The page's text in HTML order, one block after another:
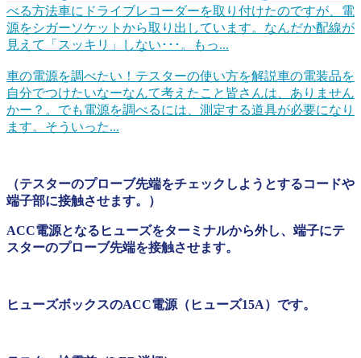
べる方法車にドライブレコーダーを取り付けたのですが、電
源をシガーソケットから取り出しています。なんだか配線が
見えて「スッキリ」しない･･･。もっ...
車の電源を調べたい！テスターの使い方を解説車の電装品を
自分でつけたいなーなんて考えたこと皆さんは、ありません
かー？。でも電源を調べるには、測定する道具が必要になり
ます。そういった...
（テスターのプローブ先端をチェックしようとするコードや
端子部に接触させます。）
ACC電源となるヒューズをターミナルから外し、端子にテ
スターのプローブ先端を接触させます。
ヒューズボックスのACC電源（ヒューズ15A）です。